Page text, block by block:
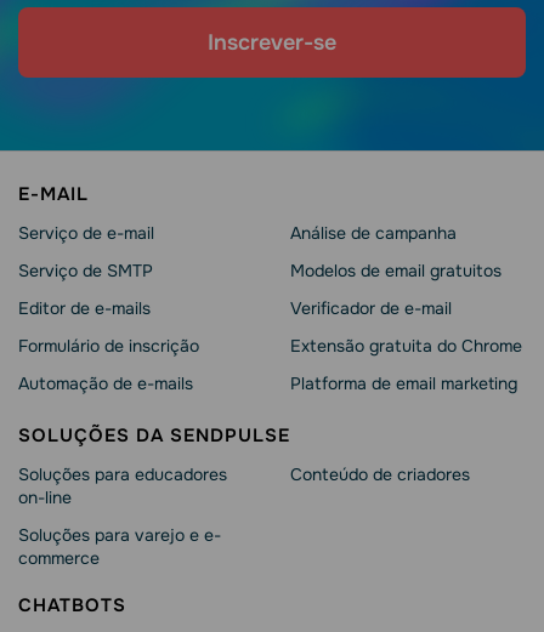
Inscrever-se
E-MAIL
Serviço de e-mail
Serviço de SMTP
Editor de e-mails
Formulário de inscrição
Automação de e-mails
Análise de campanha
Modelos de email gratuitos
Verificador de e-mail
Extensão gratuita do Chrome
Platforma de email marketing
SOLUÇÕES DA SENDPULSE
Soluções para educadores
on-line
Soluções para varejo e e-
commerce
Conteúdo de criadores
CHATBOTS